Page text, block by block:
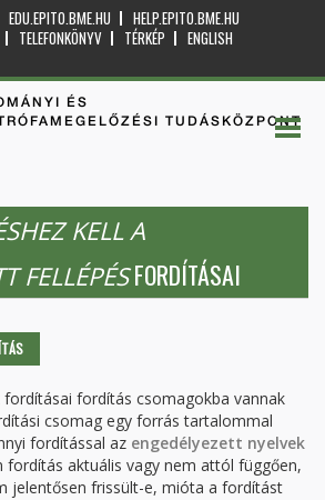
EDU.EPITO.BME.HU
HELP.EPITO.BME.HU
TELEFONKÖNYV TÉRKÉP
ENGLISH
ÉS
TUDÁSKÖZPONT
KELL A
FELLÉPÉSFORDÍTÁSAI
fordítás csomagokba vannak
csomag egy forrás tartalommal
fordítással az engedélyezett nyelvek
fordítás aktuális vagy nem attól függően,
jelentősen frissült-e, mióta a fordítást